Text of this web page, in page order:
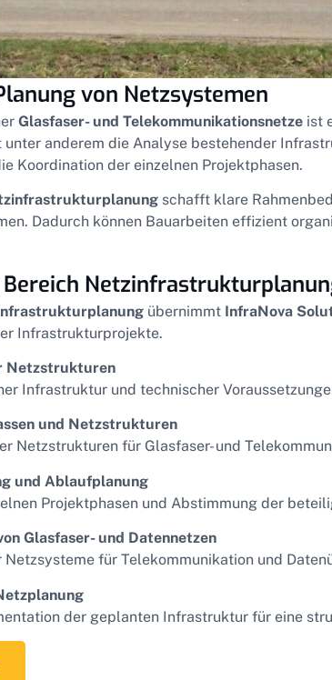
von Netzsystemen
Glasfaser- und Telekommunikationsnetze ist
anderem die Analyse bestehender
Koordination der einzelnen Projektphasen.
schafft klare
Dadurch können Bauarbeiten effizient
übernimmt InfraNova
Infrastrukturprojekte.
Netzstrukturen
Infrastruktur und technischer
und Netzstrukturen
Netzstrukturen für Glasfaser- und
und Ablaufplanung
Projektphasen und Abstimmung der
Glasfaser- und Datennetzen
Netzsysteme für Telekommunikation und
der geplanten Infrastruktur für eine